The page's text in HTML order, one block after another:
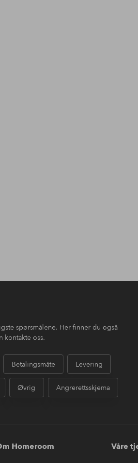
spørsmålene. Her finner du også
kontakte oss.
Betalingsmåte Levering
Øvrig Angrerettsskjema
Homeroom Våre